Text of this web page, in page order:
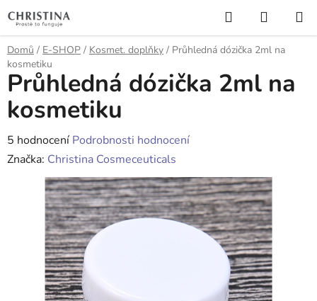
na
obsah
Hledat
KOŠÍK
Domů / E-SHOP / Kosmet. doplňky / Průhledná dózička 2ml na
kosmetiku
Průhledná dózička 2ml na
kosmetiku
Průměrné
hodnocení
produktu
hvězdiček.
5 hodnocení Podrobnosti hodnocení
Značka: Christina Cosmeceuticals